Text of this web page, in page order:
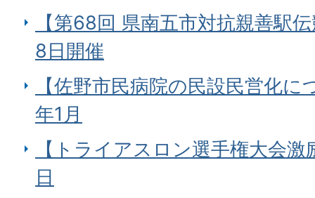
【第68回 県南五市対抗親善駅
8日開催
【佐野市民病院の民設民営化
年1月
【トライアスロン選手権大会
日